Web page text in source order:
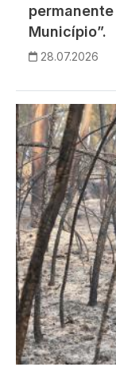
Município”.
28.07.2026
Imagem